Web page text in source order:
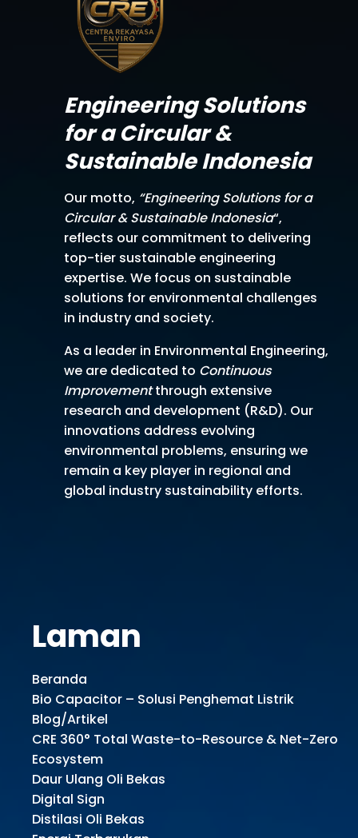
Engineering Solutions
for a Circular &
Sustainable Indonesia
Our motto, “Engineering Solutions for a
Circular & Sustainable Indonesia“,
reflects our commitment to delivering
top-tier sustainable engineering
expertise. We focus on sustainable
solutions for environmental challenges
in industry and society.
As a leader in Environmental Engineering,
we are dedicated to Continuous
Improvementthrough extensive
research and development (R&D). Our
innovations address evolving
environmental problems, ensuring we
remain a key player in regional and
global industry sustainability efforts.
Laman
Beranda
Bio Capacitor – Solusi Penghemat Listrik
Blog/Artikel
CRE 360° Total Waste-to-Resource & Net-Zero
Ecosystem
Daur Ulang Oli Bekas
Digital Sign
Distilasi Oli Bekas